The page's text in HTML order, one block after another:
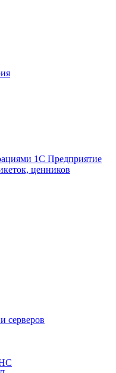
1С Предприятие
ценников
серверов